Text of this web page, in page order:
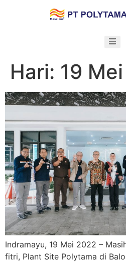
Hari: 19
Indramayu, 19 Mei 2022 –
fitri, Plant Site Polytama di